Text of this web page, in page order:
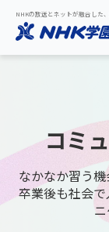
NHKの放送とネットが融合した
コミ
なかなか習う
卒業後も社会